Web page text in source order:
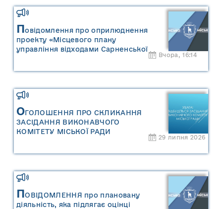
Повідомлення про оприлюднення
проекту «Місцевого плану
управління відходами Сарненської
міської територіальної громади» та
управління відходами Сарненської
міської територіальної громади»
Вчора, 16:14
ОГОЛОШЕННЯ ПРО СКЛИКАННЯ
ЗАСІДАННЯ ВИКОНАВЧОГО
КОМІТЕТУ МІСЬКОЇ РАДИ
29 липня 2026
ПОВІДОМЛЕННЯ про плановану
діяльність, яка підлягає оцінці